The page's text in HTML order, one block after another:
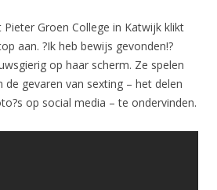
Groen College in Katwijk klikt
aan. ?Ik heb bewijs gevonden!?
op haar scherm. Ze spelen
de gevaren van sexting – het delen
op social media – te ondervinden.